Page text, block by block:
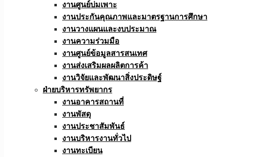
งานศูนย์บ่มเพาะ
งานประกันคุณภาพและมาตรฐานการศึกษา
งานวางแผนและงบประมาณ
งานความร่วมมือ
งานศูนย์ข้อมูลสารสนเทศ
งานส่งเสริมผลผลิตการค้า
งานวิจัยและพัฒนาสิ่งประดิษฐ์
ฝ่ายบริหารทรัพยากร
งานอาคารสถานที่
งานพัสดุ
งานประชาสัมพันธ์
งานบริหารงานทั่วไป
งานทะเบียน